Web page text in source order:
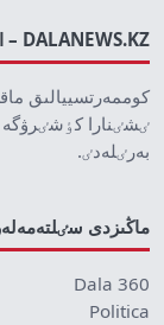
DALANEWS.KZ – اقپارات اگەنتتٸگٸ
كوممەرتسييالىق
ٸشٸنارا
بەرٸلەدٸ.
ماڭىزدى
Dala 360
Politica